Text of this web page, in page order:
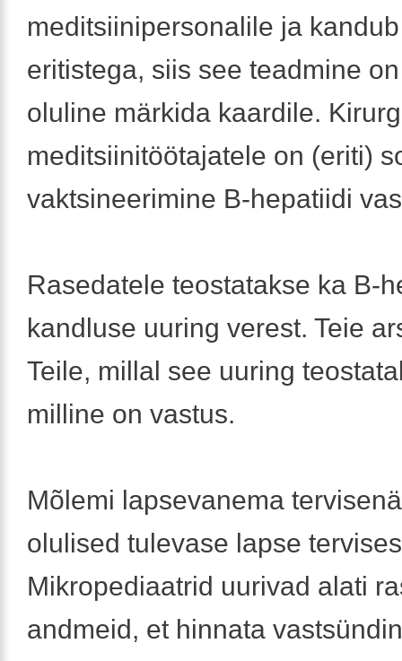
meditsiinipersonalile ja
eritistega, siis see teadmine
oluline märkida kaardile.
meditsiinitöötajatele on (eriti)
vaktsineerimine B-hepatiidi
Rasedatele teostatakse ka B-
kandluse uuring verest. Teie
Teile, millal see uuring
milline on vastus.
Mõlemi lapsevanema
olulised tulevase lapse
Mikropediaatrid uurivad alati
andmeid, et hinnata